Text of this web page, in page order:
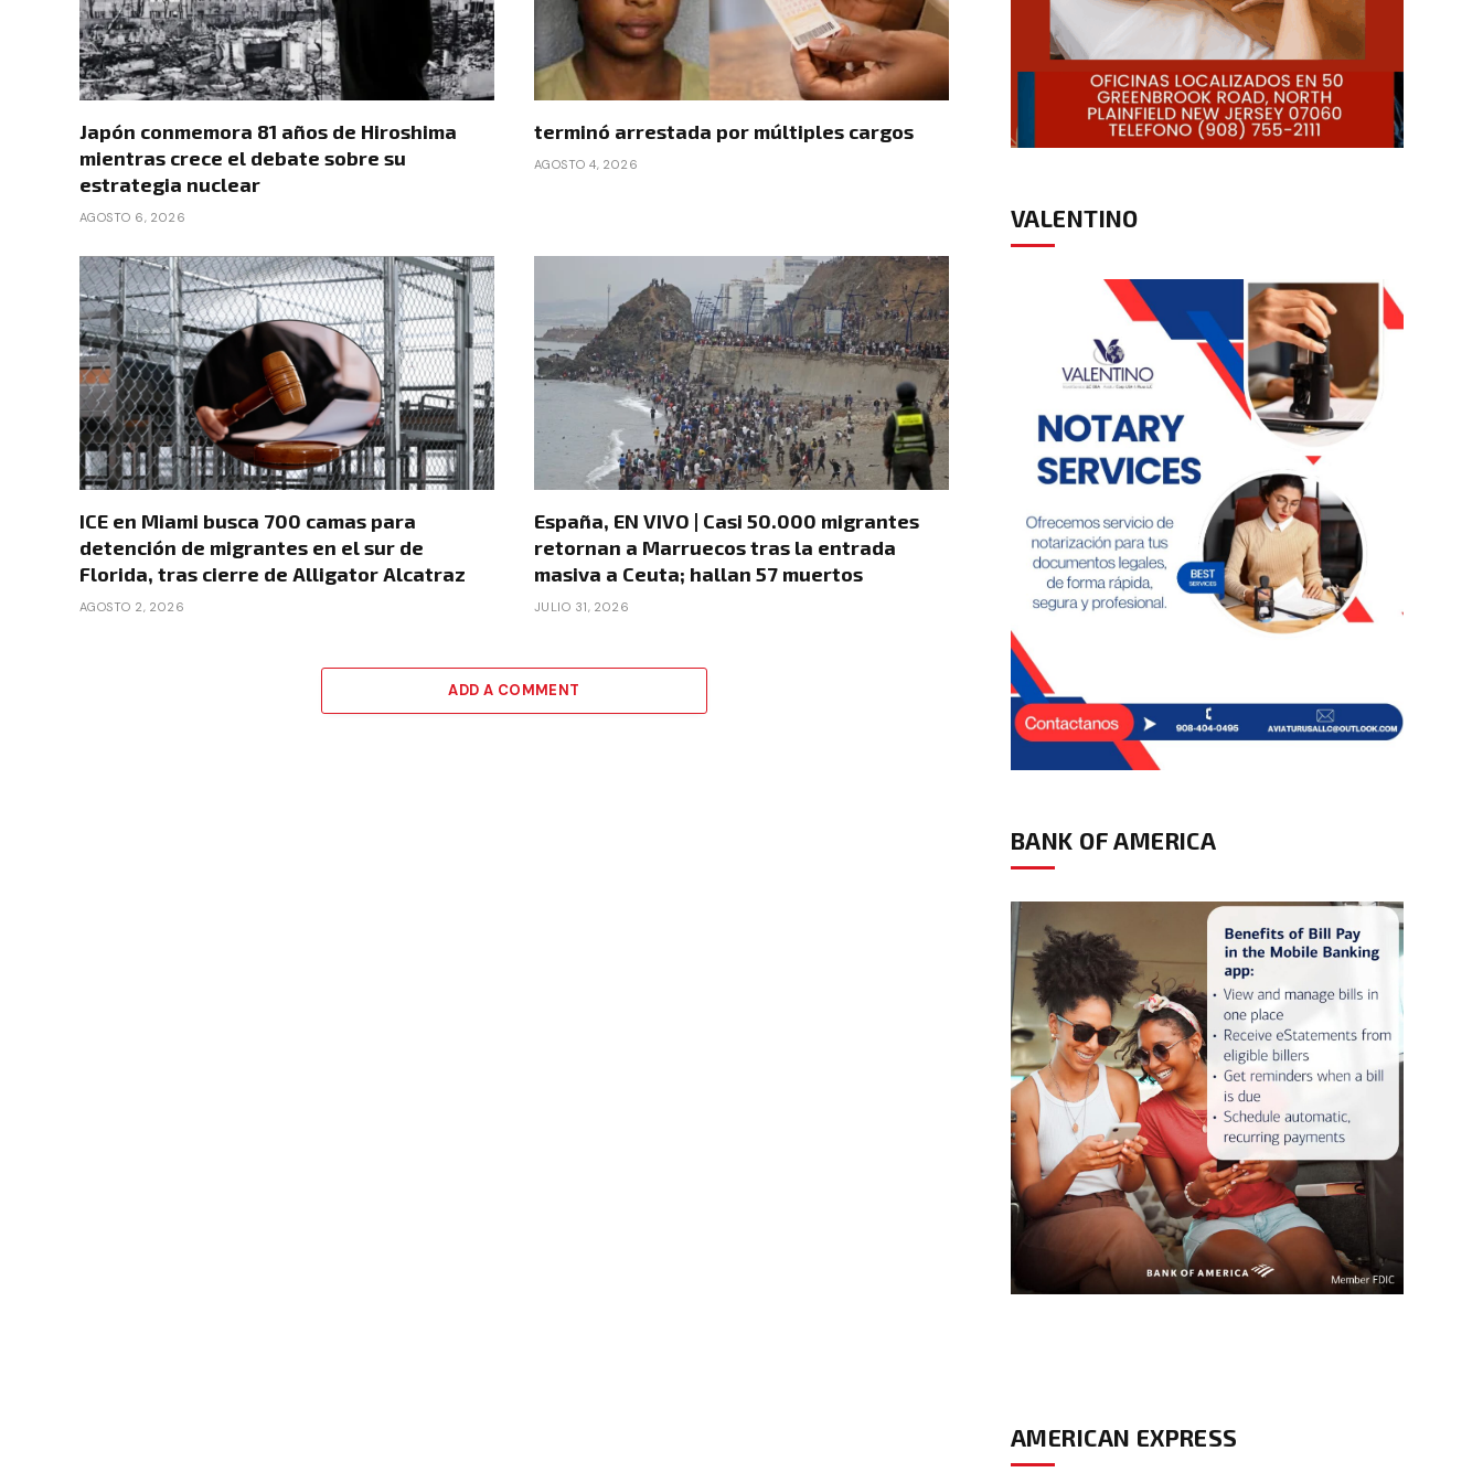
Japón conmemora 81 años de Hiroshima
mientras crece el debate sobre su
estrategia nuclear
AGOSTO 6, 2026
terminó arrestada por múltiples cargos
AGOSTO 4, 2026
ICE en Miami busca 700 camas para
detención de migrantes en el sur de
Florida, tras cierre de Alligator Alcatraz
AGOSTO 2, 2026
España, EN VIVO | Casi 50.000 migrantes
retornan a Marruecos tras la entrada
masiva a Ceuta; hallan 57 muertos
JULIO 31, 2026
ADD A COMMENT
VALENTINO
BANK OF AMERICA
AMERICAN EXPRESS